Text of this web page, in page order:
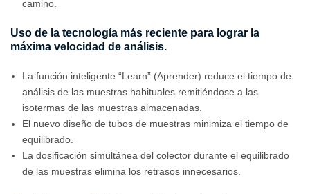
camino.
Uso de la tecnología más reciente para lograr la
máxima velocidad de análisis.
La función inteligente “Learn” (Aprender) reduce el tiempo de
análisis de las muestras habituales remitiéndose a las
isotermas de las muestras almacenadas.
El nuevo diseño de tubos de muestras minimiza el tiempo de
equilibrado.
La dosificación simultánea del colector durante el equilibrado
de las muestras elimina los retrasos innecesarios.